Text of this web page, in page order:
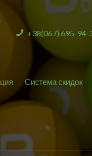
+38(067) 695-94-
Система скидок